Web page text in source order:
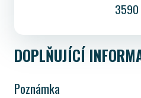
3590
DOPLŇUJÍCÍ
Poznámka